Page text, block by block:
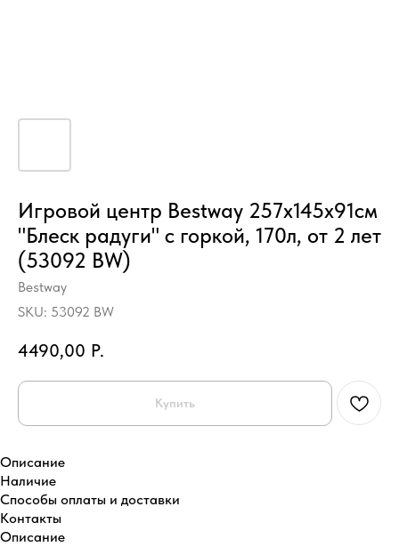
Игровой центр Bestway 257x145x91см
"Блеск радуги" с горкой, 170л, от 2 лет
(53092 BW)
Bestway
SKU: 53092 BW
4490,00 Р.
Купить
Описание
Наличие
Способы оплаты и доставки
Контакты
Описание